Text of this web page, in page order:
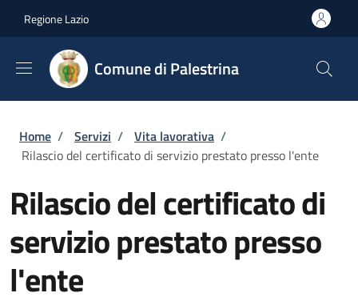
Regione Lazio
Comune di Palestrina
Briciole di pane
Home / Servizi / Vita lavorativa /
Rilascio del certificato di servizio prestato presso l'ente
Rilascio del certificato di
servizio prestato presso
l'ente